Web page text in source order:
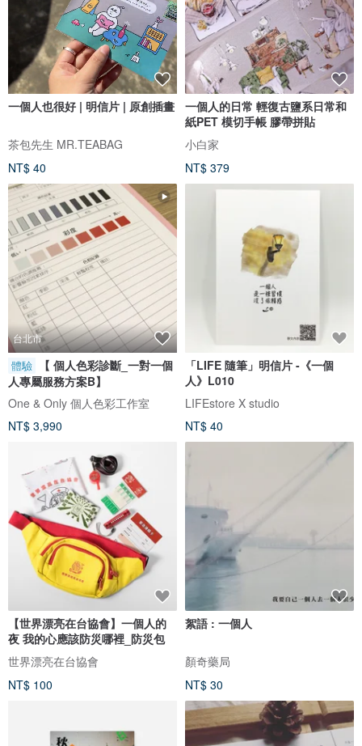
一個人也很好 | 明信片 | 原創插畫
茶包先生 MR.TEABAG
NT$ 40
一個人的日常 輕復古鹽系日常和
紙PET 模切手帳 膠帶拼貼
小白家
NT$ 379
台北市
體驗
【 個人色彩診斷_一對一個
人專屬服務方案B】
One & Only 個人色彩工作室
NT$ 3,990
「LIFE 隨筆」明信片 -《一個
人》L010
LIFEstore X studio
NT$ 40
【世界漂亮在台協會】一個人的
夜 我的心應該防災哪裡_防災包
世界漂亮在台協會
NT$ 100
絮語 : 一個人
顏奇藥局
NT$ 30